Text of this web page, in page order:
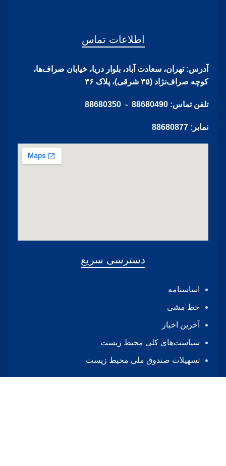
اطلاعات تماس
آدرس: تهران، سعادت آباد، بلوار دریا، خیابان صراف‌ها،
کوچه صراف‌نژاد (۳۵ شرقی)، پلاک ۳۶
تلفن تماس: 88680490 - 88680350
نمابر: 88680877
دسترسی سریع
اساسنامه
خط مشی
آخرین اخبار
ﺳﯿﺎﺳﺖ‌ﻫﺎی ﮐﻠﯽ ﻣﺤﯿﻂ زﯾﺴﺖ
تسهیلات صندوق ملی محیط زیست